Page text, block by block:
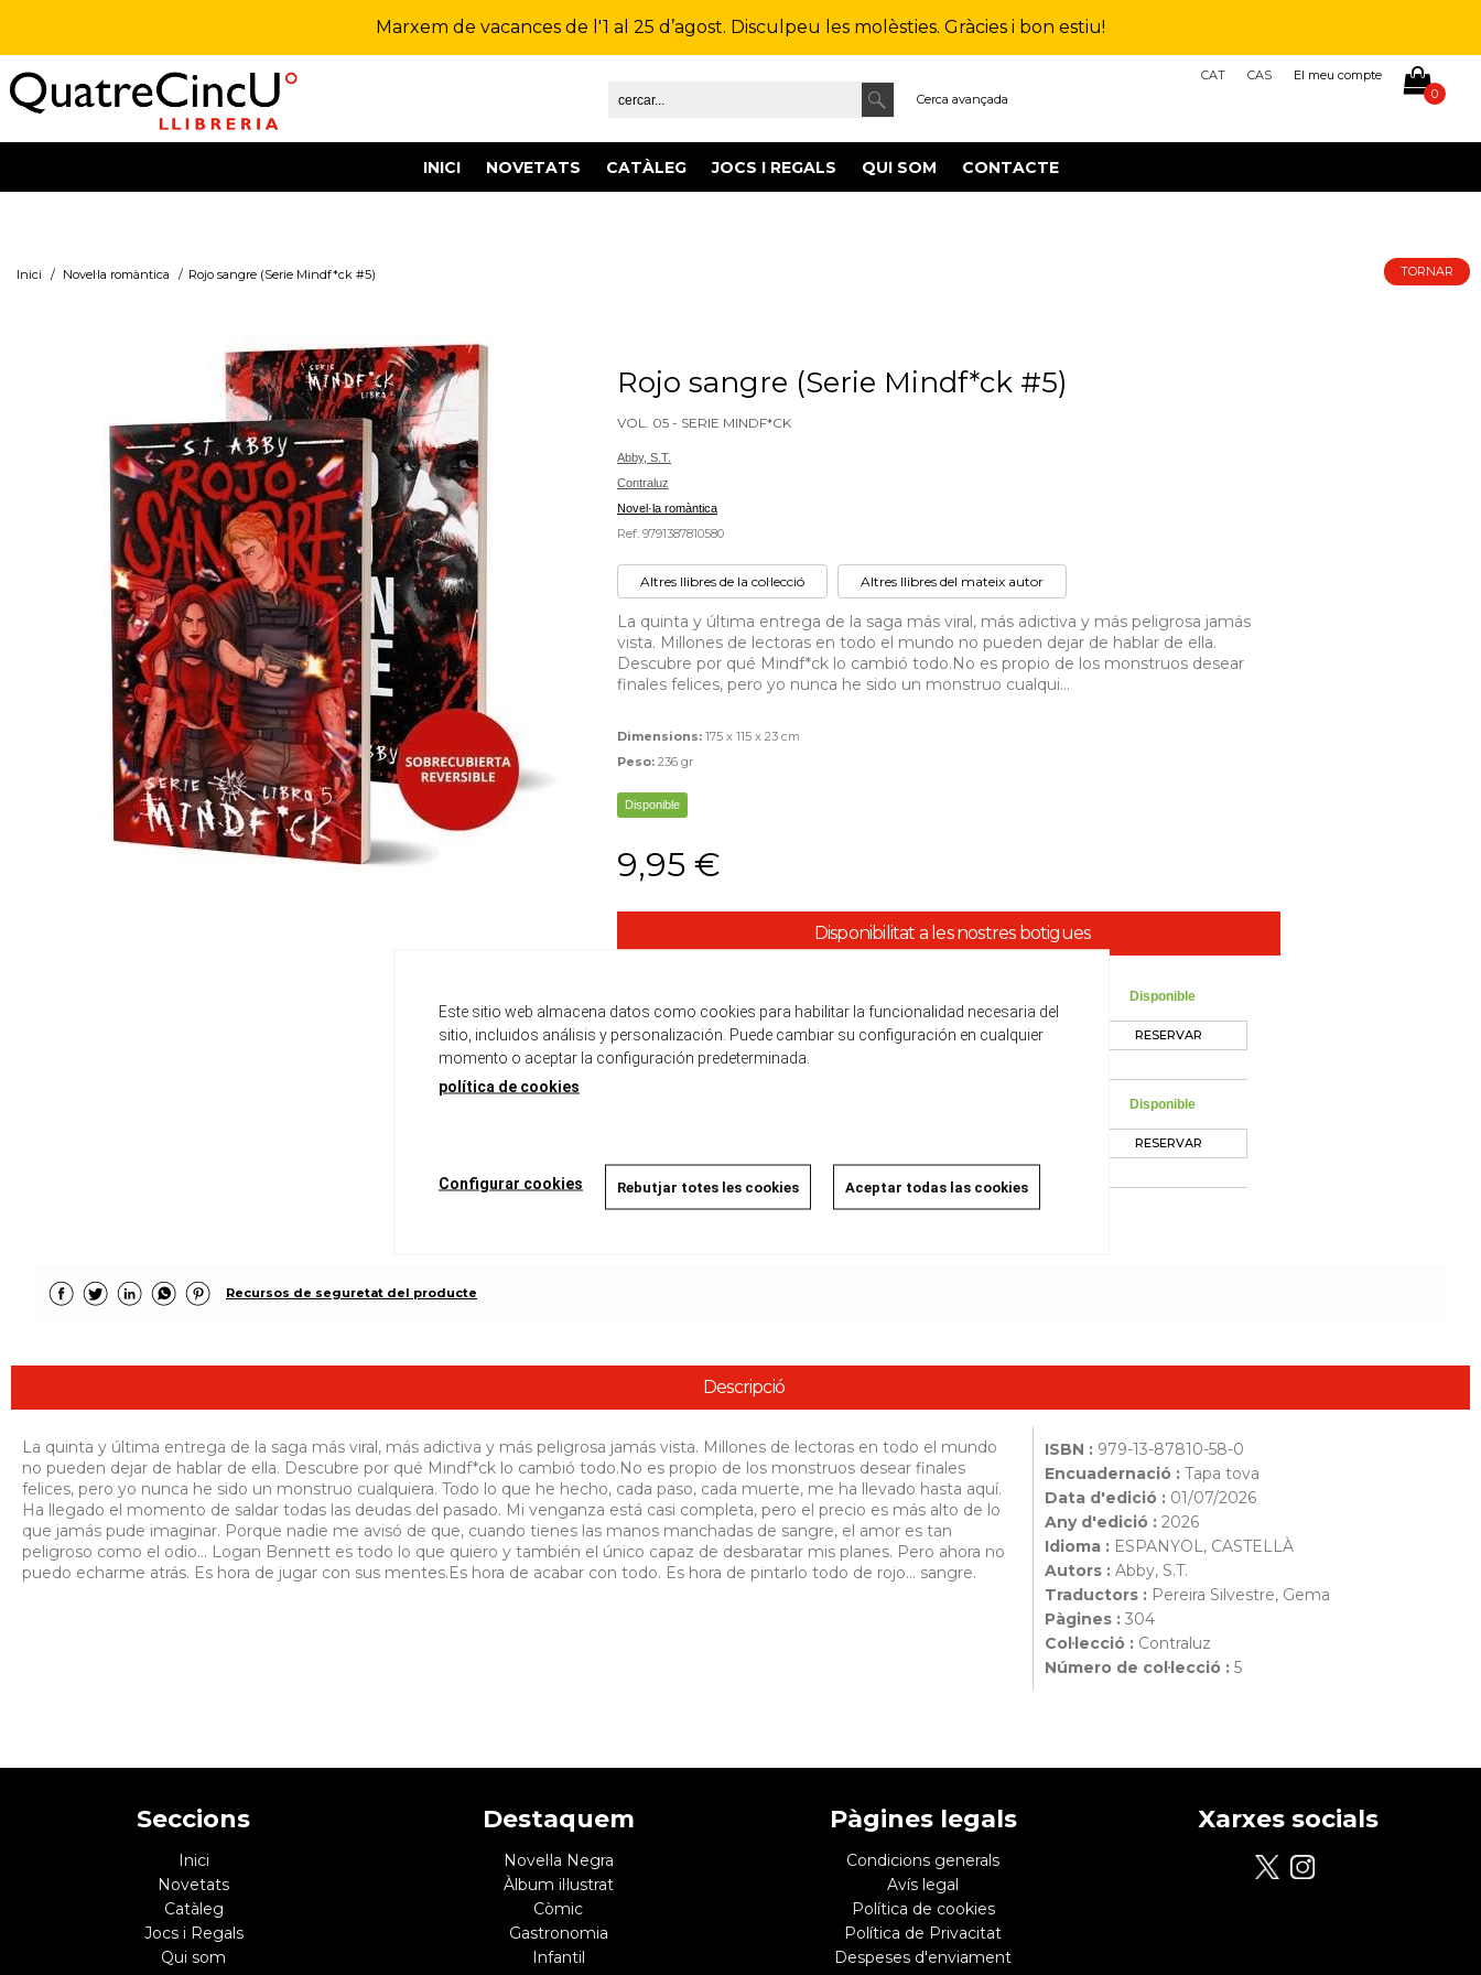
Marxem de vacances de l'1 al 25 d’agost. Disculpeu les molèsties. Gràcies i bon estiu!
CAT CAS
El meu compte
0
INICI NOVETATS CATÀLEG JOCS I REGALS QUI SOM CONTACTE
Cerca avançada
Inici / Novel·la romàntica / Rojo sangre (Serie Mindf*ck #5) TORNAR
Rojo sangre (Serie Mindf*ck #5)
VOL. 05 - SERIE MINDF*CK
Abby, S.T.
Contraluz
Novel·la romàntica
Ref. 9791387810580
Altres llibres de la col·lecció Altres llibres del mateix autor
La quinta y última entrega de la saga más viral, más adictiva y más peligrosa jamás
vista. Millones de lectoras en todo el mundo no pueden dejar de hablar de ella.
Descubre por qué Mindf*ck lo cambió todo.No es propio de los monstruos desear
finales felices, pero yo nunca he sido un monstruo cualqui...
Dimensions: 175 x 115 x 23 cm
Peso: 236 gr
Disponible
9,95 €
Disponibilitat a les nostres botigues
Alella
Carrer del Mig, 36
08328 Alella
Disponible
RESERVAR
Disponible
RESERVAR
Recursos de seguretat del producte
Descripció
ISBN : 979-13-87810-58-0
Encuadernació : Tapa tova
Data d'edició : 01/07/2026
Any d'edició : 2026
Idioma : ESPANYOL, CASTELLÀ
Autors : Abby, S.T.
Traductors : Pereira Silvestre, Gema
Pàgines : 304
Col·lecció : Contraluz
Número de col·lecció : 5
La quinta y última entrega de la saga más viral, más adictiva y más peligrosa jamás vista. Millones de lectoras en todo el mundo
no pueden dejar de hablar de ella. Descubre por qué Mindf*ck lo cambió todo.No es propio de los monstruos desear finales
felices, pero yo nunca he sido un monstruo cualquiera. Todo lo que he hecho, cada paso, cada muerte, me ha llevado hasta aquí.
Ha llegado el momento de saldar todas las deudas del pasado. Mi venganza está casi completa, pero el precio es más alto de lo
que jamás pude imaginar. Porque nadie me avisó de que, cuando tienes las manos manchadas de sangre, el amor es tan
peligroso como el odio... Logan Bennett es todo lo que quiero y también el único capaz de desbaratar mis planes. Pero ahora no
puedo echarme atrás. Es hora de jugar con sus mentes.Es hora de acabar con todo. Es hora de pintarlo todo de rojo... sangre.
Seccions
Inici
Novetats
Catàleg
Jocs i Regals
Qui som
Destaquem
Novel·la Negra
Àlbum il·lustrat
Còmic
Gastronomia
Infantil
Pàgines legals
Condicions generals
Avís legal
Política de cookies
Política de Privacitat
Despeses d'enviament
Xarxes socials
Este sitio web almacena datos como cookies para habilitar la funcionalidad necesaria del
sitio, incluidos análisis y personalización. Puede cambiar su configuración en cualquier
momento o aceptar la configuración predeterminada.
política de cookies
Configurar cookies Rebutjar totes les cookies Aceptar todas las cookies